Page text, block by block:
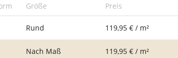
Größe Preis
Rund 119,95 € / m²
Nach Maß 119,95 € / m²